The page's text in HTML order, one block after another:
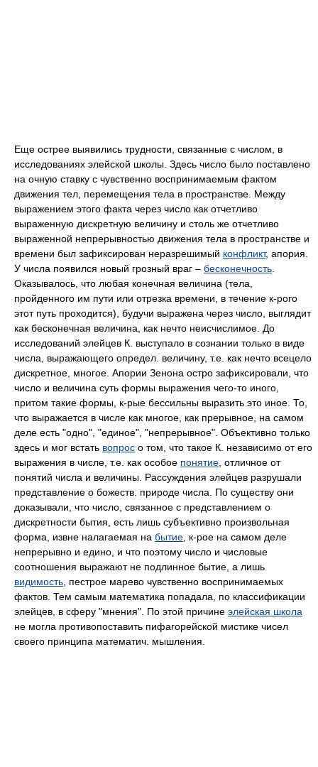
Еще острее выявились трудности, связанные с числом, в
исследованиях элейской школы. Здесь число было поставлено
на очную ставку с чувственно воспринимаемым фактом
движения тел, перемещения тела в пространстве. Между
выражением этого факта через число как отчетливо
выраженную дискретную величину и столь же отчетливо
выраженной непрерывностью движения тела в пространстве и
времени был зафиксирован неразрешимый конфликт, апория.
У числа появился новый грозный враг – бесконечность
Оказывалось, что любая конечная величина (тела,
пройденного им пути или отрезка времени, в течение к-рого
этот путь проходится), будучи выражена через число, выглядит
как бесконечная величина, как нечто неисчислимое. До
исследований элейцев К. выступало в сознании только в виде
числа, выражающего определ. величину, т.е. как нечто всецело
дискретное, многое. Апории Зенона остро зафиксировали, что
число и величина суть формы выражения чего-то иного,
притом такие формы, к-рые бессильны выразить это иное. То,
что выражается в числе как многое, как прерывное, на самом
деле есть "одно", "единое", "непрерывное". Объективно только
здесь и мог встать вопрос о том, что такое К. независимо от его
выражения в числе, т.е. как особое понятие , отличное от
понятий числа и величины. Рассуждения элейцев разрушали
представление о божеств. природе числа. По существу они
доказывали, что число, связанное с представлением о
дискретности бытия, есть лишь субъективно произвольная
форма, извне налагаемая на бытие , к-рое на самом деле
непрерывно и едино, и что поэтому число и числовые
соотношения выражают не подлинное бытие, а лишь
видимость , пестрое марево чувственно воспринимаемых
фактов. Тем самым математика попадала, по классификации
элейцев, в сферу "мнения". По этой причине элейская школа
не могла противопоставить пифагорейской мистике чисел
своего принципа математич. мышления.